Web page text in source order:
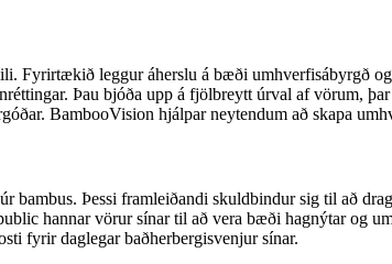
Fyrirtækið leggur áherslu á bæði umhverfisábyrgð
Þau bjóða upp á fjölbreytt úrval af vörum,
BambooVision hjálpar neytendum að skapa
Þessi framleiðandi skuldbindur sig til að
hannar vörur sínar til að vera bæði hagnýtar og
fyrir daglegar baðherbergisvenjur sínar.